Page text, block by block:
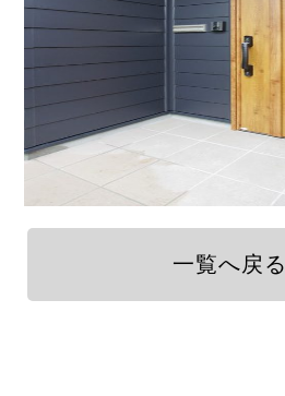
一覧へ戻る